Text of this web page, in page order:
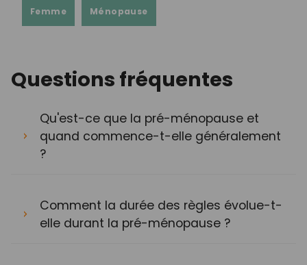
Femme Ménopause
Questions fréquentes
Qu'est-ce que la pré-ménopause et
quand commence-t-elle généralement
?
Comment la durée des règles évolue-t-
elle durant la pré-ménopause ?